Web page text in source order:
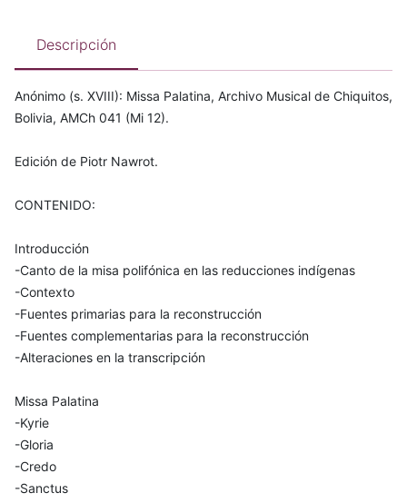
Descripción
Anónimo (s. XVIII): Missa Palatina, Archivo Musical de Chiquitos,
Bolivia, AMCh 041 (Mi 12).
Edición de Piotr Nawrot.
CONTENIDO:
Introducción
-Canto de la misa polifónica en las reducciones indígenas
-Contexto
-Fuentes primarias para la reconstrucción
-Fuentes complementarias para la reconstrucción
-Alteraciones en la transcripción
Missa Palatina
-Kyrie
-Gloria
-Credo
-Sanctus